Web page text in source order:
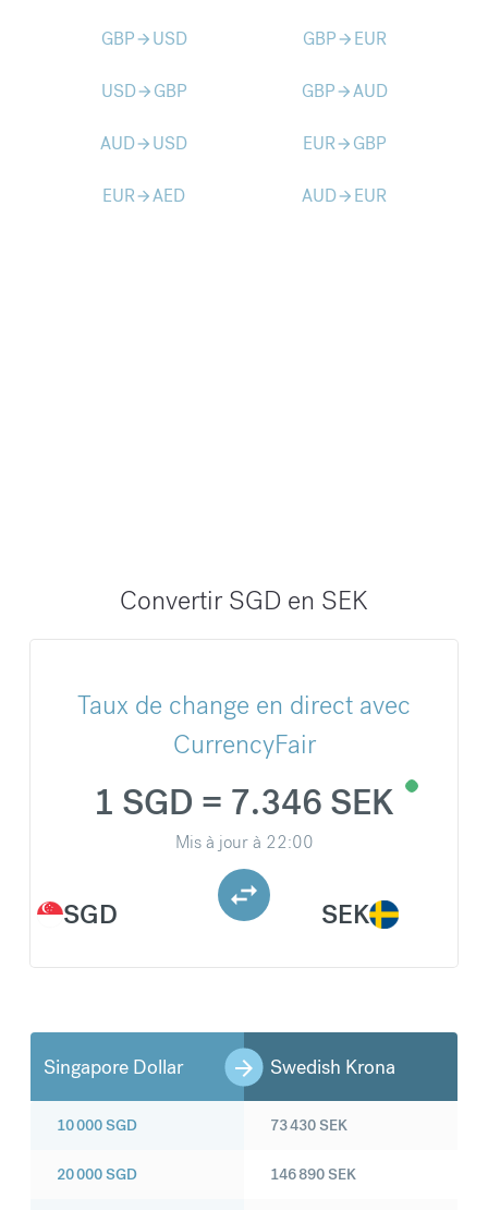
GBParrow_forward USD GBParrow_forward EUR
USDarrow_forward GBP GBParrow_forwardAUD
AUDarrow_forward USD EURarrow_forward GBP
EURarrow_forwardAED AUDarrow_forward EUR
Convertir SGD en SEK
Taux de change en direct avec
CurrencyFair
SGD
1 SGD = 7.346 SEK
Mis à jour à 22:00
SEK
Singapore Dollar Swedish Krona
10 000SGD
20 000SGD
73 430SEK
146 890SEK